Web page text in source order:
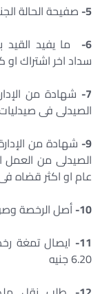
5- صفيحة الحالة
6-
ما يفيد القيد
سداد اخر اشتراك او
7- شهادة من
الصيدلى فى
9- شهادة من
الصيدلى من العمل
عام او اكثر قضاه
10- أصل الرخصة
11- ايصال تمغة
6.20 جنيه